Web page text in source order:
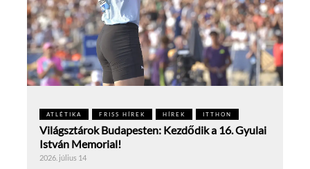
ATLÉTIKA FRISS HÍREK HÍREK ITTHON
Világsztárok Budapesten: Kezdődik a 16. Gyulai
István Memorial!
2026. július 14